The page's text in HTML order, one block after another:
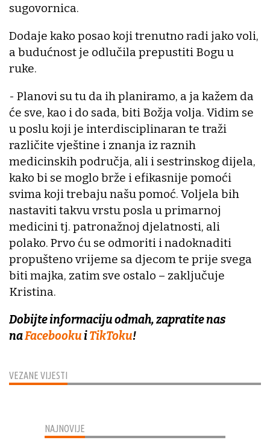
VEZANE VIJESTI
sugovornica.
Dodaje kako posao koji trenutno radi jako voli,
a budućnost je odlučila prepustiti Bogu u
ruke.
- Planovi su tu da ih planiramo, a ja kažem da
će sve, kao i do sada, biti Božja volja. Vidim se
u poslu koji je interdisciplinaran te traži
različite vještine i znanja iz raznih
medicinskih područja, ali i sestrinskog dijela,
kako bi se moglo brže i efikasnije pomoći
svima koji trebaju našu pomoć. Voljela bih
nastaviti takvu vrstu posla u primarnoj
medicini tj. patronažnoj djelatnosti, ali
polako. Prvo ću se odmoriti i nadoknaditi
propušteno vrijeme sa djecom te prije svega
biti majka, zatim sve ostalo – zaključuje
Kristina.
Dobijte informaciju odmah, zapratite nas
naFacebookuiTikToku!
NAJNOVIJE